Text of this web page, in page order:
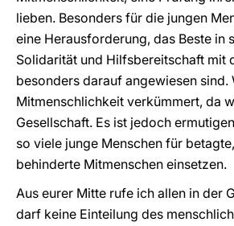
lieben. Besonders für die jungen
eine Herausforderung, das Beste in
Solidarität und Hilfsbereitschaft mit
besonders darauf angewiesen sind.
Mitmenschlichkeit verkümmert, da
Gesellschaft. Es ist jedoch
so viele junge Menschen für
behinderte Mitmenschen einsetzen.
Aus eurer Mitte rufe ich allen in der
darf keine Einteilung des